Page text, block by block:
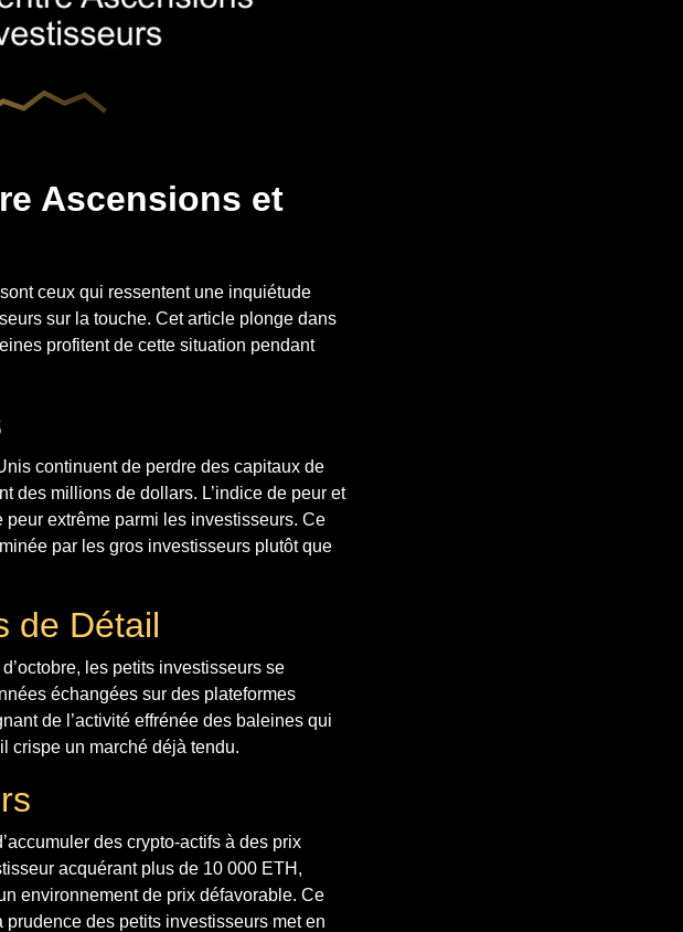
Ascensions et
ceux qui ressentent une inquiétude
sur la touche. Cet article plonge dans
profitent de cette situation pendant
continuent de perdre des capitaux de
des millions de dollars. L’indice de peur et
extrême parmi les investisseurs. Ce
par les gros investisseurs plutôt que
de Détail
les petits investisseurs se
échangées sur des plateformes
de l’activité effrénée des baleines qui
crispe un marché déjà tendu.
des crypto-actifs à des prix
acquérant plus de 10 000 ETH,
environnement de prix défavorable. Ce
des petits investisseurs met en